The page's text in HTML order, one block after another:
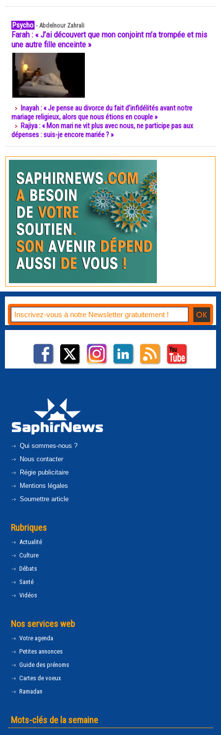
Psycho -Abdelnour Zahrali
Farah : « J’ai découvert que mon conjoint m’a trompée et mis
une autre fille enceinte »
Inayah : « Je pense au divorce du fait d’infidélités avant notre
mariage religieux, alors que nous étions en couple »
Rajiya : « Mon mari ne vit plus avec nous, ne participe pas aux
dépenses : suis-je encore mariée ? »
Qui sommes-nous ?
Nous contacter
Régie publicitaire
Mentions légales
Soumettre article
Rubriques
Actualité
Culture
Débats
Santé
Vidéos
Nos services web
Votre agenda
Petites annonces
Guide des prénoms
Cartes de voeux
Ramadan
Mots-clés de la semaine